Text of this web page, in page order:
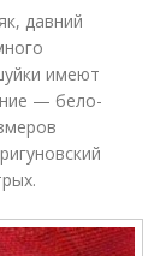
давний
имеют
— бело-